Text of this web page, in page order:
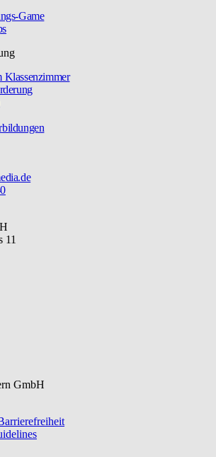
Game
Klassenzimmer
11
GmbH